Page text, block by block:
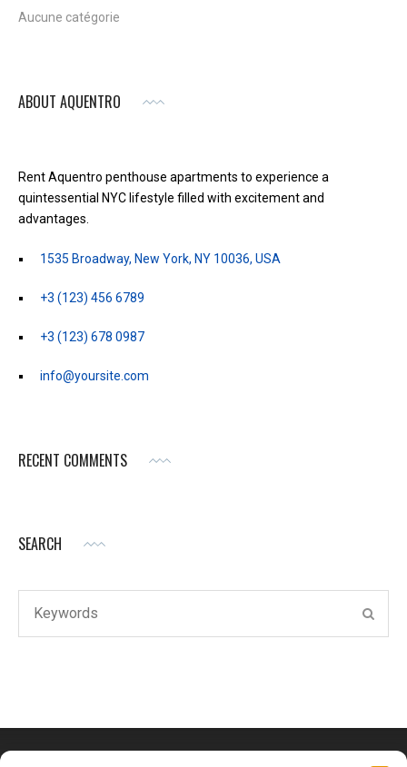
Aucune catégorie
ABOUT AQUENTRO
Rent Aquentro penthouse apartments to experience a
quintessential NYC lifestyle filled with excitement and
advantages.
1535 Broadway, New York, NY 10036, USA
+3 (123) 456 6789
+3 (123) 678 0987
info@yoursite.com
RECENT COMMENTS
SEARCH
for: